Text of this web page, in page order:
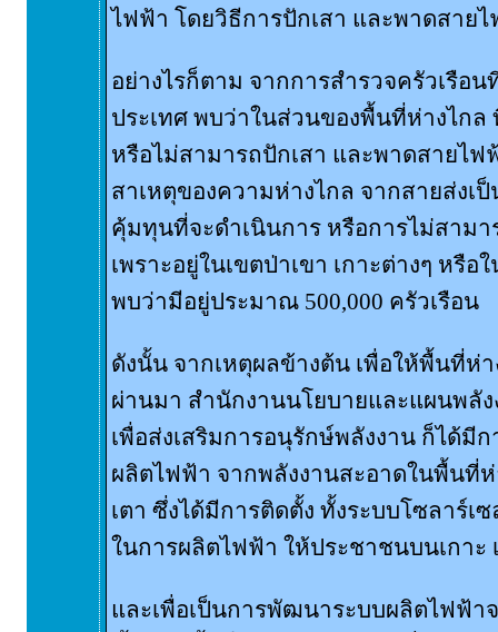
ไฟฟ้า โดยวิธีการปักเสา และพาดสาย
อย่างไรก็ตาม จากการสำรวจครัวเรือ
ประเทศ พบว่าในส่วนของพื้นที่ห่างไกล
หรือไม่สามารถปักเสา และพาดสายไฟ
สาเหตุของความห่างไกล จากสายส่งเ
คุ้มทุนที่จะดำเนินการ หรือการไม่สามา
เพราะอยู่ในเขตป่าเขา เกาะต่างๆ หรื
พบว่ามีอยู่ประมาณ 500,000 ครัวเรือน
ดังนั้น จากเหตุผลข้างต้น เพื่อให้พื้นที่ห่
ผ่านมา สำนักงานนโยบายและแผนพลั
เพื่อส่งเสริมการอนุรักษ์พลังงาน ก็ได้มี
ผลิตไฟฟ้า จากพลังงานสะอาดในพื้นที่ห่
เตา ซึ่งได้มีการติดตั้ง ทั้งระบบโซลาร์เ
ในการผลิตไฟฟ้า ให้ประชาชนบนเกาะ
และเพื่อเป็นการพัฒนาระบบผลิตไฟฟ้า